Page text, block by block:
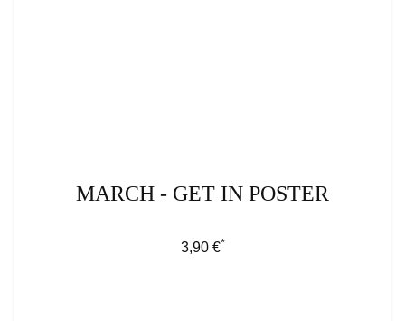
MARCH - GET IN POSTER
Regulärer Preis:
3,90 €*